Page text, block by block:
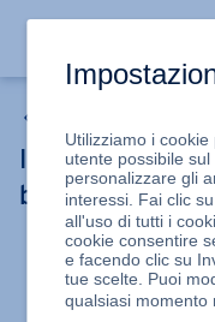
Il team per la
bloccato il mio
Il team per la
server a causa
Utilizziamo i
utente possibile
personalizzare gli
interessi. Fai clic
all'uso di tutti i
cookie consentire
e facendo clic su
tue scelte. Puoi
qualsiasi momento